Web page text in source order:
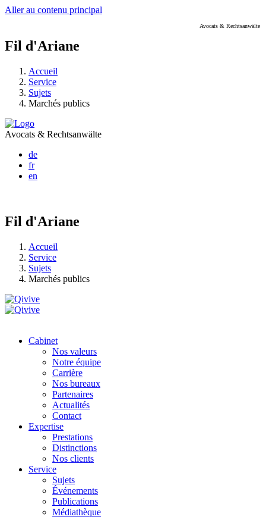
Aller au contenu principal
Avocats & Rechtsanwälte
Fil d'Ariane
Accueil
Service
Sujets
Marchés publics
Avocats & Rechtsanwälte
de
fr
en
Fil d'Ariane
Accueil
Service
Sujets
Marchés publics
Cabinet
Nos valeurs
Notre équipe
Carrière
Nos bureaux
Partenaires
Actualités
Contact
Expertise
Prestations
Distinctions
Nos clients
Service
Sujets
Événements
Publications
Médiathèque